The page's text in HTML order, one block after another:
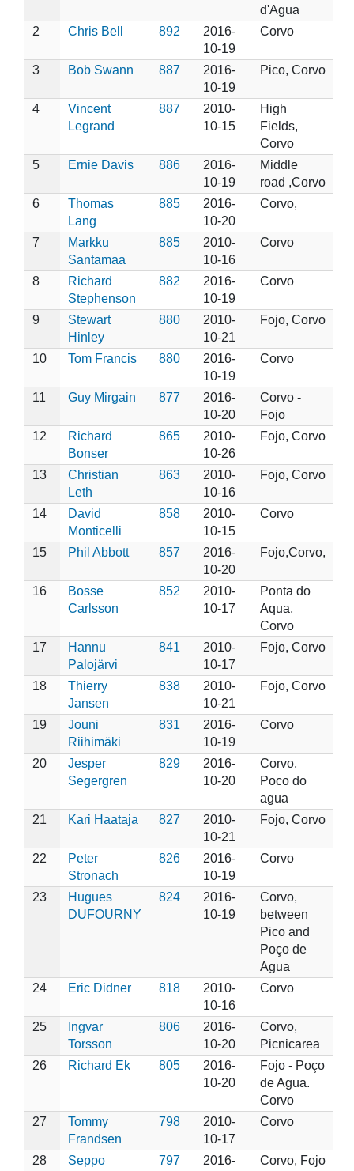
d'Agua
2
Chris Bell 892
2016-
10-19
Corvo
3 Bob Swann 887
2016-
10-19
Pico, Corvo
4
Vincent
Legrand
887
2010-
10-15
High
Fields,
Corvo
5
Ernie Davis 886
2016-
10-19
Middle
road ,Corvo
6
Thomas
Lang
885
2016-
10-20
Corvo,
7
Markku
Santamaa
885
2010-
10-16
Corvo
8
Richard
Stephenson
882
2016-
10-19
Corvo
9
Stewart
Hinley
880
2010-
10-21
Fojo, Corvo
10 Tom Francis 880
2016-
10-19
Corvo
11 Guy Mirgain 877
2016-
10-20
Corvo -
Fojo
12
Richard
Bonser
865
2010-
10-26
Fojo, Corvo
13
Christian
Leth
863
2010-
10-16
Fojo, Corvo
14
David
Monticelli
858
2010-
10-15
Corvo
15 Phil Abbott 857
2016-
10-20
Fojo,Corvo,
16
Bosse
Carlsson
852
2010-
10-17
Ponta do
Aqua,
Corvo
17
Hannu
Palojärvi
841
2010-
10-17
Fojo, Corvo
18
Thierry
Jansen
838
2010-
10-21
Fojo, Corvo
19
Jouni
Riihimäki
831
2016-
10-19
Corvo
20
Jesper
Segergren
829
2016-
10-20
Corvo,
Poco do
agua
21
Kari Haataja 827
2010-
10-21
Fojo, Corvo
22
Peter
Stronach
826
2016-
10-19
Corvo
23
Hugues
DUFOURNY
824
2016-
10-19
Corvo,
between
Pico and
Poço de
Agua
24
Eric Didner 818
2010-
10-16
Corvo
25
Ingvar
Torsson
806
2016-
10-20
Corvo,
Picnicarea
26
Richard Ek 805
2016-
10-20
Fojo - Poço
de Agua.
Corvo
27
Tommy
Frandsen
798
2010-
10-17
Corvo
28
Seppo
797
2016-
Corvo, Fojo